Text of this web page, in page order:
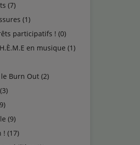
(7)
(1)
participatifs ! (0)
en musique (1)
Burn Out (2)
(9)
! (17)